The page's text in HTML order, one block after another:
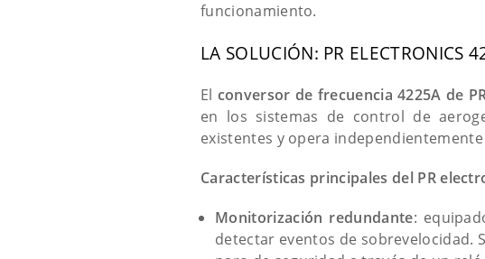
funcionamiento.
LA SOLUCIÓN: PR ELECTRONICS
El conversor de frecuencia 4225A de
en los sistemas de control de
existentes y opera
Características principales del PR
Monitorización redundante:
detectar eventos de sobrevelocidad.